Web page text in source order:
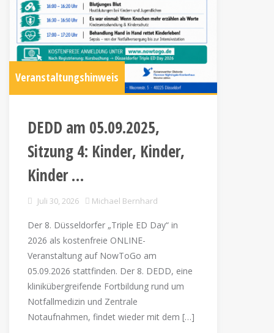
Veranstaltungshinweis
DEDD am 05.09.2025,
Sitzung 4: Kinder, Kinder,
Kinder …
Juli 30, 2026 Michael Bernhard
Der 8. Düsseldorfer „Triple ED Day“ in
2026 als kostenfreie ONLINE-
Veranstaltung auf NowToGo am
05.09.2026 stattfinden. Der 8. DEDD, eine
klinikübergreifende Fortbildung rund um
Notfallmedizin und Zentrale
Notaufnahmen, findet wieder mit dem […]